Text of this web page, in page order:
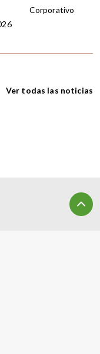
Corporativo
Ver todas las noticias